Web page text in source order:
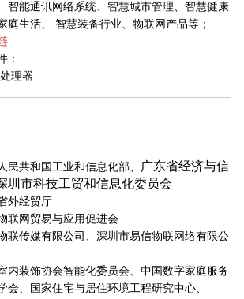
智能通讯网络系统、智慧城市管理、智慧健康
庭生活、 智慧装备行业、物联网产品等；
：
理器
民共和国工业和信息化部、 广东省经济与信
圳市科技工贸和信息化委员会
外经贸厅
联网贸易与应用促进会
联传媒有限公司、深圳市易信物联网络有限公
内装饰协会智能化委员会、中国数字家庭服务
会、国家住宅与居住环境工程研究中心、